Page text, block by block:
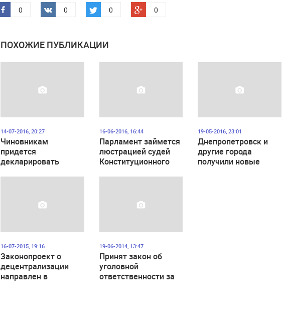
0 0 0 0
ПОХОЖИЕ ПУБЛИКАЦИИ
14-07-2016, 20:27
Чиновникам
придется
декларировать
16-06-2016, 16:44
Парламент займется
люстрацией судей
Конституционного
19-05-2016, 23:01
Днепропетровск и
другие города
получили новые
16-07-2015, 19:16
Законопроект о
децентрализации
направлен в
19-06-2014, 13:47
Принят закон об
уголовной
ответственности за